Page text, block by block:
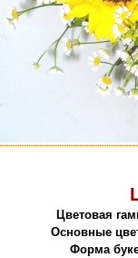
Цветовая
Основные
Форма